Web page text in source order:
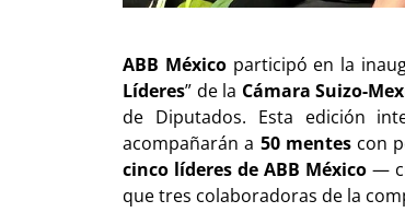
ABB Méxicoparticipó en la
Líderes” de la Cámara Suizo-
de Diputados. Esta edición
acompañarán a 50 mentescon
cinco líderes de ABB México —
que tres colaboradoras de la